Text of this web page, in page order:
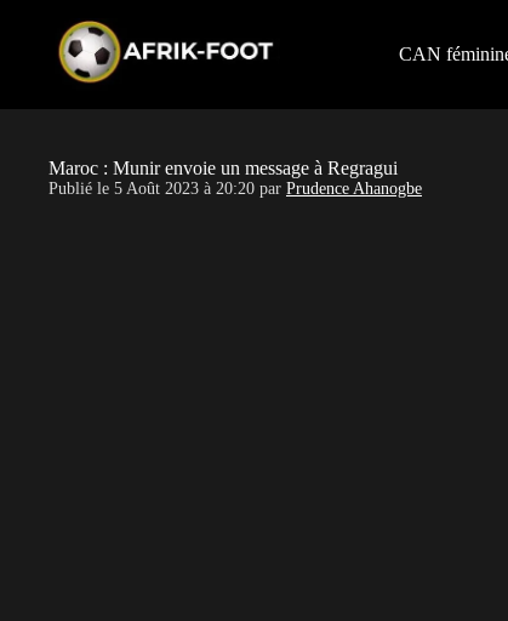
CAN
Maroc : Munir envoie un message à Regragui
Publié le 5 Août 2023 à 20:20 par Prudence Ahanogbe